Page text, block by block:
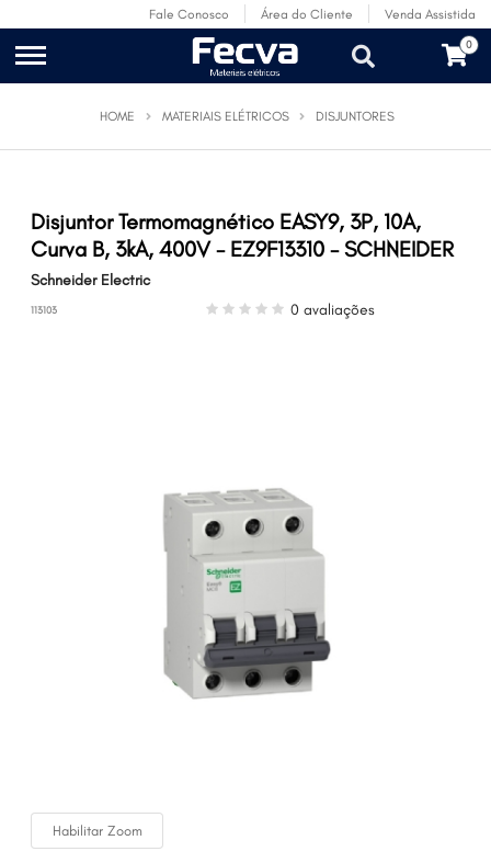
Fale Conosco Área do Cliente Venda Assistida
0
HOME MATERIAIS ELÉTRICOS DISJUNTORES
Disjuntor Termomagnético EASY9, 3P, 10A,
Curva B, 3kA, 400V - EZ9F13310 - SCHNEIDER
Schneider Electric
113103 0 avaliações
Habilitar Zoom